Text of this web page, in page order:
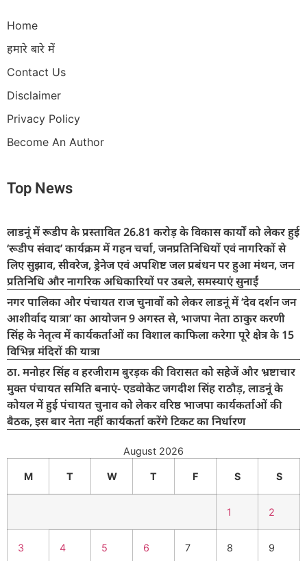
Home
हमारे बारे में
Contact Us
Disclaimer
Privacy Policy
Become An Author
Top News
लाडनूं में रूडीप के प्रस्तावित 26.81 करोड़ के विकास कार्यों को लेकर हुई
‘रूडीप संवाद’ कार्यक्रम में गहन चर्चा, जनप्रतिनिधियों एवं नागरिकों से
लिए सुझाव, सीवरेज, ड्रेनेज एवं अपशिष्ट जल प्रबंधन पर हुआ मंथन, जन
प्रतिनिधि और नागरिक अधिकारियों पर उबले, समस्याएं सुनाईं
नगर पालिका और पंचायत राज चुनावों को लेकर लाडनूं में ‘देव दर्शन जन
आशीर्वाद यात्रा’ का आयोजन 9 अगस्त से, भाजपा नेता ठाकुर करणी
सिंह के नेतृत्व में कार्यकर्ताओं का विशाल काफिला करेगा पूरे क्षेत्र के 15
विभिन्न मंदिरों की यात्रा
ठा. मनोहर सिंह व हरजीराम बुरड़क की विरासत को सहेजें और भ्रष्टाचार
मुक्त पंचायत समिति बनाएं- एडवोकेट जगदीश सिंह राठौड़, लाडनूं के
कोयल में हुई पंचायत चुनाव को लेकर वरिष्ठ भाजपा कार्यकर्ताओं की
बैठक, इस बार नेता नहीं कार्यकर्ता करेंगे टिकट का निर्धारण
August 2026
M T W T F S S
1 2
3 4 5 6 7 8 9